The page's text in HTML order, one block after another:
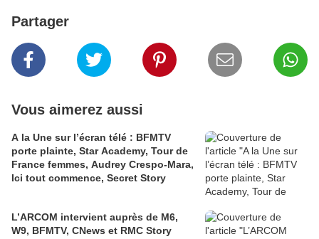
Partager
Vous aimerez aussi
A la Une sur l’écran télé : BFMTV
porte plainte, Star Academy, Tour de
France femmes, Audrey Crespo-Mara,
Ici tout commence, Secret Story
L’ARCOM intervient auprès de M6,
W9, BFMTV, CNews et RMC Story